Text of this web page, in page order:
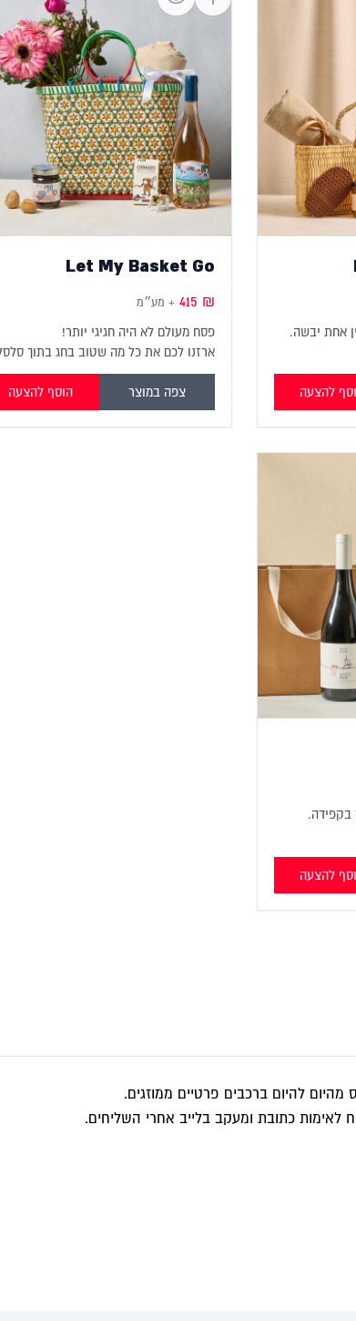
אחת יבשה.
להצעה
Let My Basket Go
415 ₪ + מע״מ
פסח מעולם לא היה חגיגי יותר!
ארזנו לכם את כל מה שטוב בחג בתוך
שוק בוטיקית ויפהפיה שאפשר למצוא רק
אצלנו!צפה במוצר הוסף להצעה
בקפידה.
להצעה
להיום ברכבים פרטיים ממוזגים.
כתובת ומעקב בלייב אחרי השליחים.